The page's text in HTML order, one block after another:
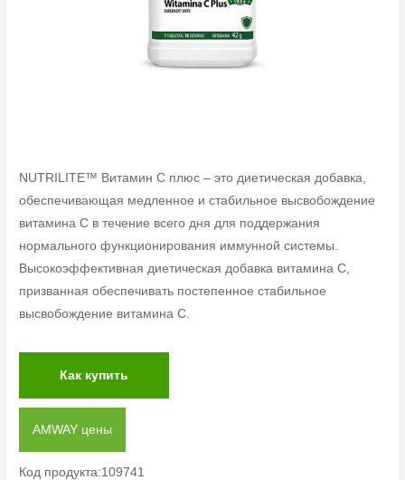
NUTRILITE™ Витамин C плюс – это диетическая добавка,
обеспечивающая медленное и стабильное высвобождение
витамина C в течение всего дня для поддержания
нормального функционирования иммунной системы.
Высокоэффективная диетическая добавка витамина C,
призванная обеспечивать постепенное стабильное
высвобождение витамина C.
Как купить
AMWAY цены
Код продукта:109741